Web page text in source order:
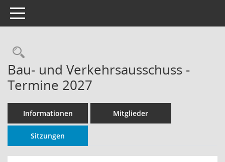
Toggle navigation
Rechercheauswahl
Bau- und Verkehrsausschuss -
Termine 2027
Informationen Mitglieder
Sitzungen